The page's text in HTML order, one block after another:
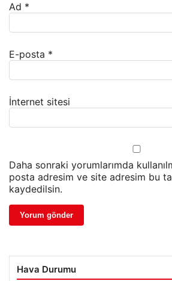
Ad *
E-posta *
İnternet sitesi
Daha sonraki yorumlarımda
posta adresim ve site adresim bu
kaydedilsin.
Hava Durumu